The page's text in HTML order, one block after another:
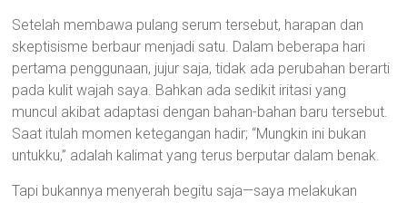
Setelah membawa pulang serum tersebut, harapan dan
skeptisisme berbaur menjadi satu. Dalam beberapa hari
pertama penggunaan, jujur saja, tidak ada perubahan berarti
pada kulit wajah saya. Bahkan ada sedikit iritasi yang
muncul akibat adaptasi dengan bahan-bahan baru tersebut.
Saat itulah momen ketegangan hadir; “Mungkin ini bukan
untukku,” adalah kalimat yang terus berputar dalam benak.
Tapi bukannya menyerah begitu saja—saya melakukan